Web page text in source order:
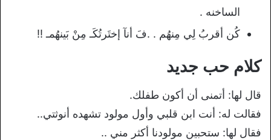
الساخنه .
كُن أقربُ لِي مِنهُم . .فَ أنآ إختَرتُكَـ مِنْ بَينهُمـ !!
كلام حب جديد
قال لها: أتمنى أن أكون طفلك.
فقالت له: أنت ابن قلبي وأول مولود تشهده أنوثتي..
فقال لها: ستحبين مولودنا أكثر مني ..